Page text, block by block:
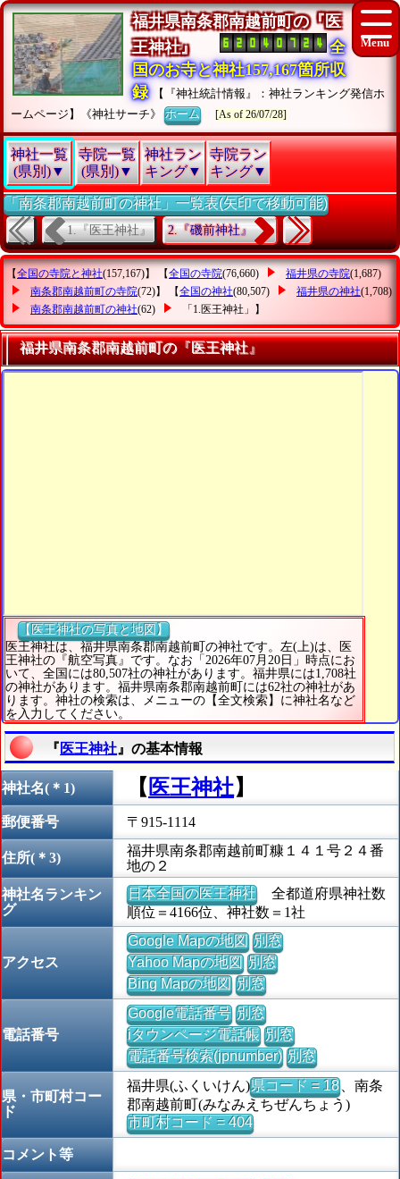
福井県南条郡南越前町の『医
王神社』
全
国のお寺と神社157,167箇所収
録
【『神社統計情報』：神社ランキング発信ホ
ームページ】《神社サーチ》ホーム [As of 26/07/28]
神社一覧
(県別)▼
寺院一覧
(県別)▼
神社ラン
キング▼
寺院ラン
キング▼
「南条郡南越前町の神社」一覧表(矢印で移動可能)
1.『医王神社』 2.『磯前神社』
【全国の寺院と神社(157,167)】 【全国の寺院(76,660) 福井県の寺院(1,687)
南条郡南越前町の寺院(72)】 【全国の神社(80,507) 福井県の神社(1,708)
南条郡南越前町の神社(62) 「1.医王神社」 】
福井県南条郡南越前町の『医王神社』
【医王神社の写真と地図】
医王神社は、福井県南条郡南越前町の神社です。左(上)は、医
王神社の『航空写真』です。なお「2026年07月20日」時点にお
いて、全国には80,507社の神社があります。福井県には1,708社
の神社があります。福井県南条郡南越前町には62社の神社があ
ります。神社の検索は、メニューの【全文検索】に神社名など
を入力してください。
『 医王神社 』の基本情報
神社名(＊1) 【 医王神社】
郵便番号 〒915-1114
住所(＊3)
福井県南条郡南越前町糠１４１号２４番
地の２
神社名ランキン
グ
日本全国の医王神社全都道府県神社数
順位＝4166位、神社数＝1社
アクセス
Google Mapの地図 別窓
Yahoo Mapの地図 別窓
Bing Mapの地図 別窓
電話番号
Google電話番号 別窓
iタウンページ電話帳 別窓
電話番号検索(jpnumber) 別窓
県・市町村コー
ド
福井県(ふくいけん)県コード = 18、南条
郡南越前町(みなみえちぜんちょう)
市町村コード = 404
コメント等